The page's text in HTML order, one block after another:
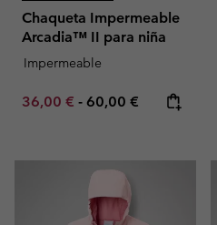
Chaqueta Impermeable
Arcadia™ II para niña
Impermeable
Minimum sale price:
36,00 € - Maximum price:
60,00 €